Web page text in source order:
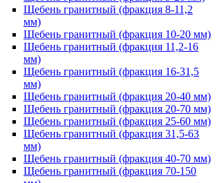
Щебень гранитный (фракция 8-11,2
мм)
Щебень гранитный (фракция 10-20 мм)
Щебень гранитный (фракция 11,2-16
мм)
Щебень гранитный (фракция 16-31,5
мм)
Щебень гранитный (фракция 20-40 мм)
Щебень гранитный (фракция 20-70 мм)
Щебень гранитный (фракция 25-60 мм)
Щебень гранитный (фракция 31,5-63
мм)
Щебень гранитный (фракция 40-70 мм)
Щебень гранитный (фракция 70-150